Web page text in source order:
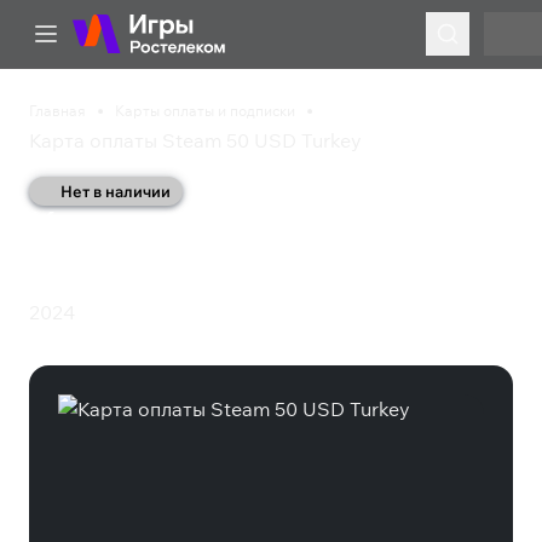
Нет в наличии
Карта оплаты Steam 50